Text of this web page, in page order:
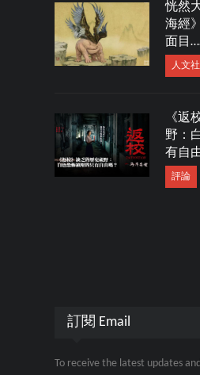
恍然
海經
面目
人文
《返
野：
有自
評論
訂閱 Email
To receive the latest updates